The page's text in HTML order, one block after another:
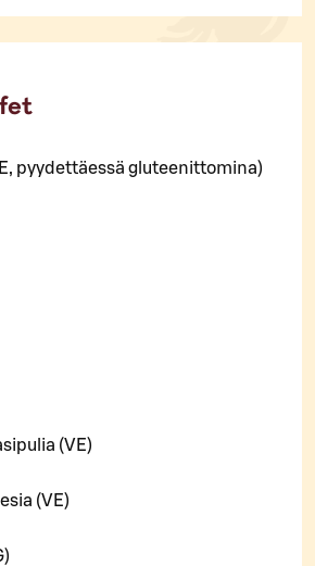
pyydettäessä gluteenittomina)
(VE)
(VE)